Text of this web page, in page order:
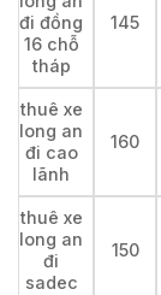
đi đồng
16 chỗ
tháp
145
thuê xe
long an
đi cao
lãnh
160
thuê xe
long an
đi
sadec
150